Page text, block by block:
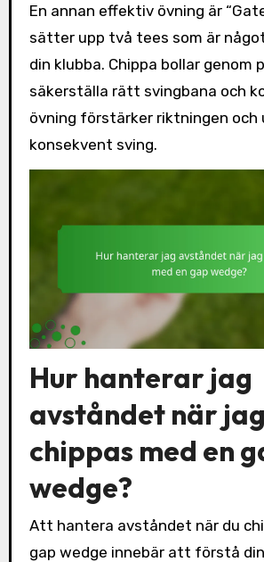
En annan effektiv övning är
sätter upp två tees som är
din klubba. Chippa bollar
säkerställa rätt svingbana och
övning förstärker riktningen och
konsekvent sving.
Hur hanterar jag
avståndet när jag
chippas med en
wedge?
Att hantera avståndet när du
gap wedge innebär att förstå